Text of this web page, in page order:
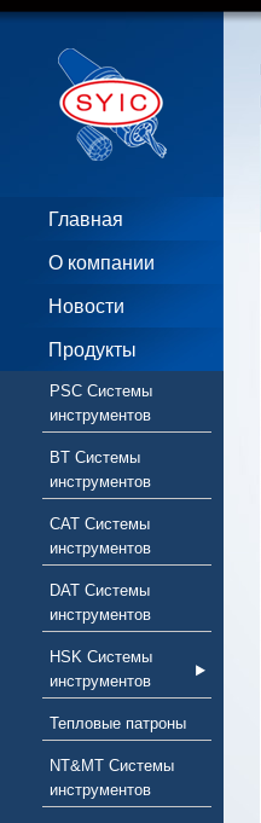
Главная
О компании
Новости
Продукты
PSC Системы
инструментов
BT Системы
инструментов
CAT Системы
инструментов
DAT Системы
инструментов
HSK Системы
инструментов
Тепловые патроны
NT&MT Системы
инструментов